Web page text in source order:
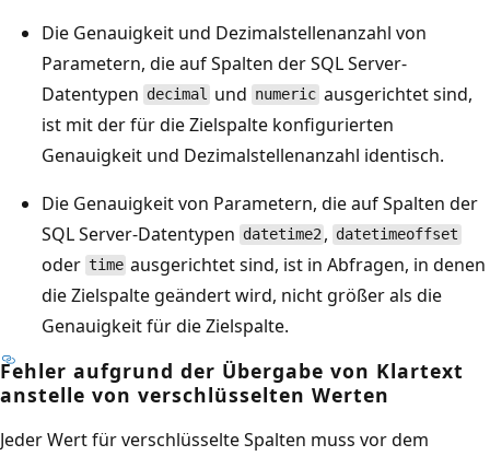
Die Genauigkeit und Dezimalstellenanzahl von
Parametern, die auf Spalten der SQL Server-
Datentypen decimal und numeric ausgerichtet sind,
ist mit der für die Zielspalte konfigurierten
Genauigkeit und Dezimalstellenanzahl identisch.
Die Genauigkeit von Parametern, die auf Spalten der
SQL Server-Datentypen datetime2 , datetimeoffset
oder time ausgerichtet sind, ist in Abfragen, in denen
die Zielspalte geändert wird, nicht größer als die
Genauigkeit für die Zielspalte.
Fehler aufgrund der Übergabe von Klartext
anstelle von verschlüsselten Werten
Jeder Wert für verschlüsselte Spalten muss vor dem